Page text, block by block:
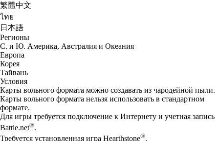
繁體中文
ไทย
日本語
Регионы
С. и Ю. Америка, Австралия и Океания
Европа
Корея
Тайвань
Условия
Карты вольного формата можно создавать из чародейной пыли.
Карты вольного формата нельзя использовать в стандартном
формате.
Для игры требуется подключение к Интернету и учетная запись
Battle.net®.
Требуется установленная игра Hearthstone®.